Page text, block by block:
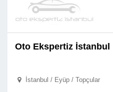
Oto Ekspertiz İstanbul
 İstanbul / Eyüp / Topçular